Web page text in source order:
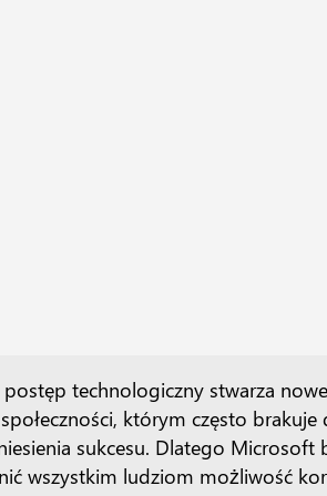
postęp technologiczny stwarza
społeczności, którym często
sukcesu. Dlatego
wszystkim ludziom możliwość